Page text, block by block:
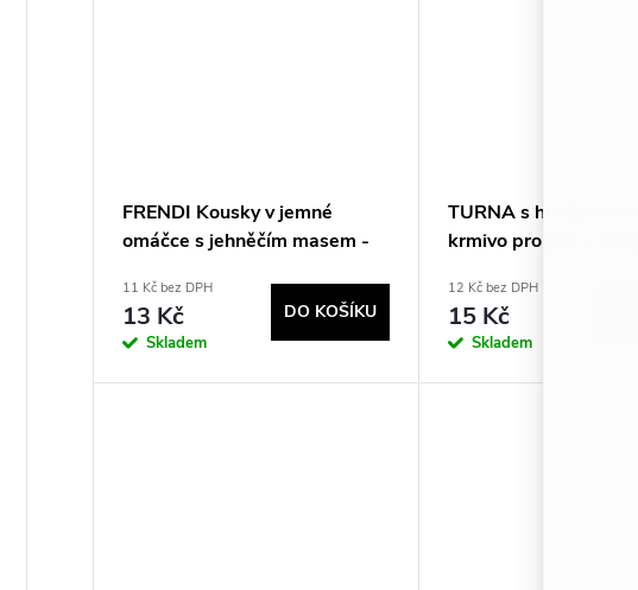
FRENDI Kousky v jemné
omáčce s jehněčím masem -
11 Kč bez DPH
13 Kč
Skladem
DO KOŠÍKU
TURNA s hovězím –
krmivo pro psa – 100g
12 Kč bez DPH
15 Kč
Skladem